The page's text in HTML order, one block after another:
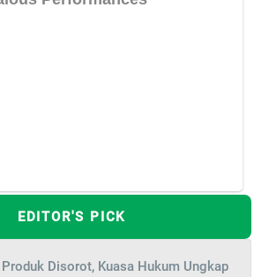
EDITOR'S PICK
Produk Disorot, Kuasa Hukum Ungkap